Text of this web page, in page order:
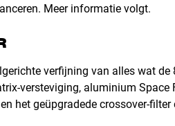
Meer informatie volgt.
verfijning van alles wat de
versteviging, aluminium Space
het geüpgradede crossover-filter